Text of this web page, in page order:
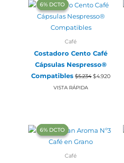
‍6% DCTO‍‍
‍6% DCTO‍‍
Café
Costadoro Cento Café
Cápsulas Nespresso®
Compatibles $5.234 El
precio
$4.920
precio
VISTA RÁPIDA
‍6% DCTO‍‍
‍6% DCTO‍‍
Café